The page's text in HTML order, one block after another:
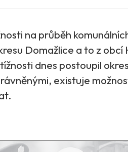
na průběh
Domažlice a to z
dnes postoupil
existuje